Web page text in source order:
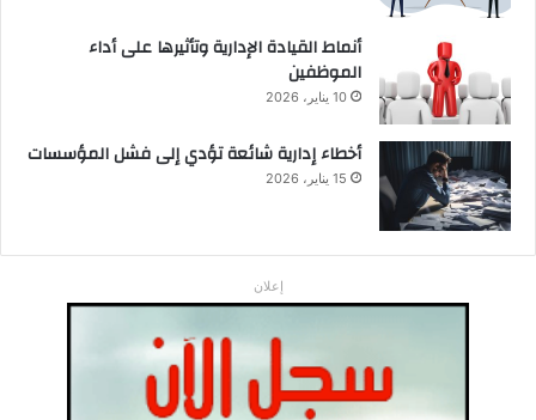
أنماط القيادة الإدارية وتأثيرها على أداء
الموظفين
10 يناير، 2026
أخطاء إدارية شائعة تؤدي إلى فشل المؤسسات
15 يناير، 2026
إعلان